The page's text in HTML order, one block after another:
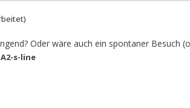
Oder wäre auch ein spontaner Besuch
s-line